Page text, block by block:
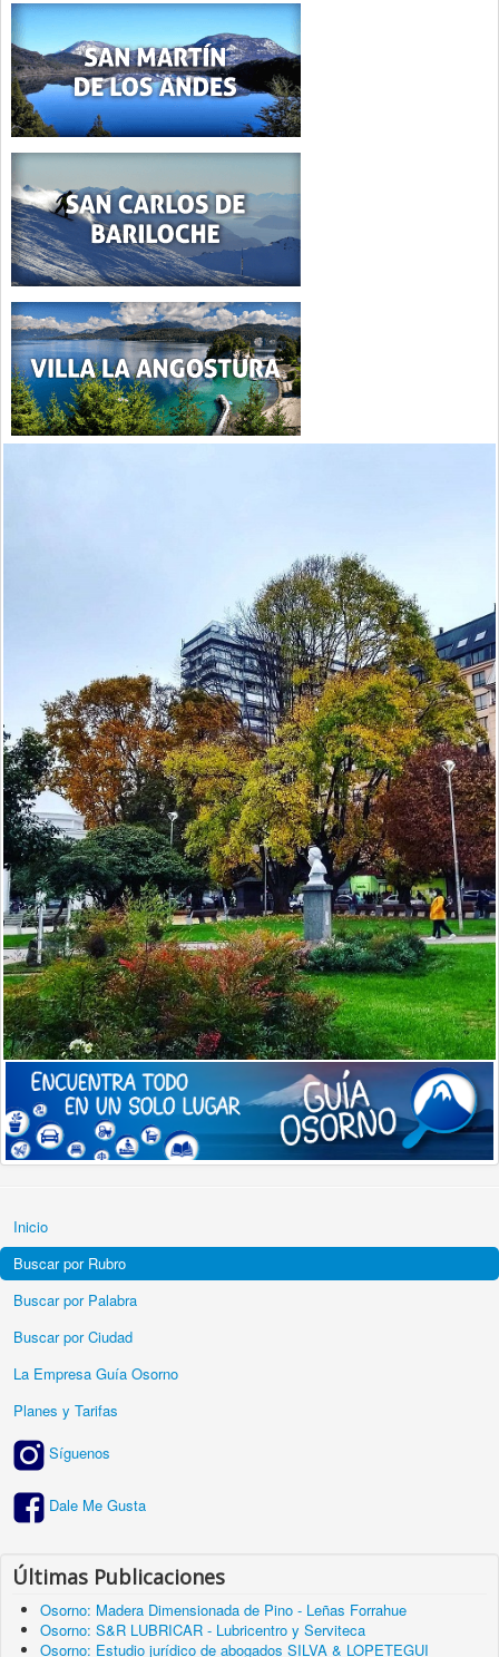
Inicio
Buscar por Rubro
Buscar por Palabra
Buscar por Ciudad
La Empresa Guía Osorno
Planes y Tarifas
Síguenos
Dale Me Gusta
Últimas Publicaciones
Osorno: Madera Dimensionada de Pino - Leñas Forrahue
Osorno: S&R LUBRICAR - Lubricentro y Serviteca
Osorno: Estudio jurídico de abogados SILVA & LOPETEGUI